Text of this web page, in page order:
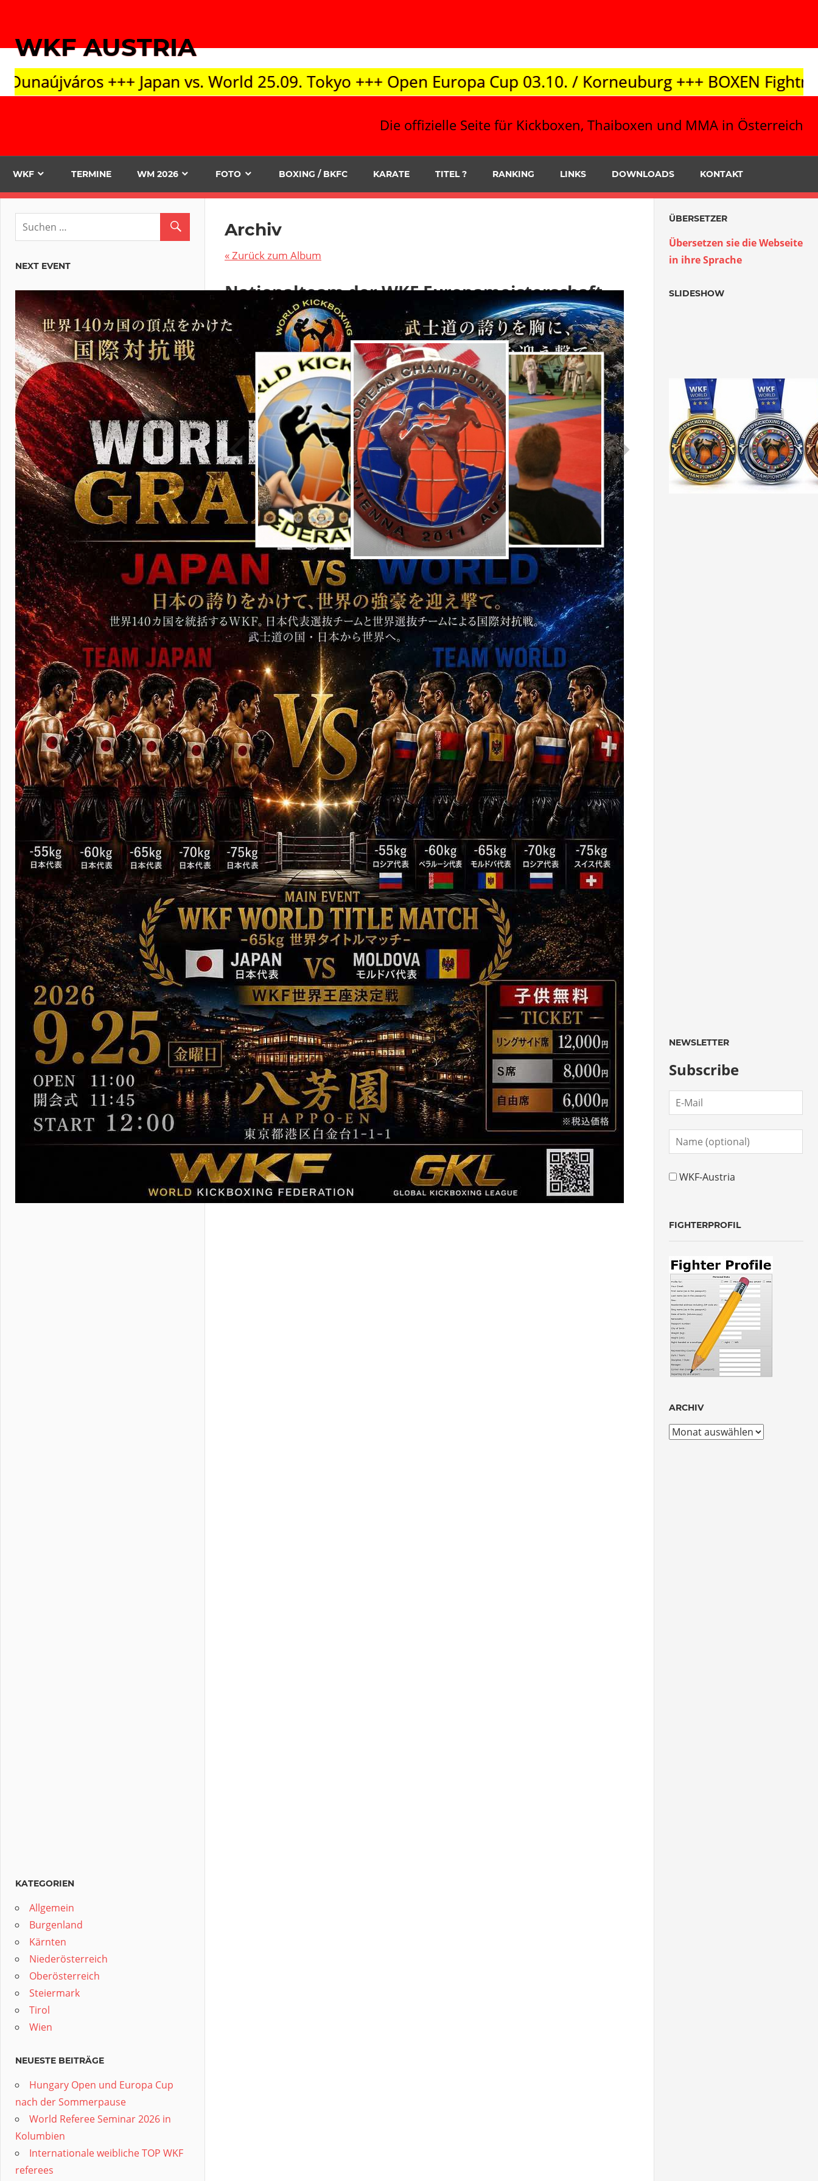
springen
WKF AUSTRIA
Japan vs. World 25.09. Tokyo +++ Open Europa Cup 03.10. / Korneuburg +++ BOXEN Fightnight 10.10.
Die offizielle Seite für Kickboxen, Thaiboxen und MMA in Österreich
WKF TERMINE WM 2026 FOTO BOXING / BKFC KARATE TITEL ? RANKING LINKS DOWNLOADS KONTAKT
Archiv
« Zurück zum Album
Nationalteam der WKF Europameisterschaft
2011 Wien
NEXT EVENT
KATEGORIEN
Allgemein
Burgenland
Kärnten
Niederösterreich
Oberösterreich
Steiermark
Tirol
Wien
NEUESTE BEITRÄGE
Hungary Open und Europa Cup
nach der Sommerpause
World Referee Seminar 2026 in
Kolumbien
Internationale weibliche TOP WKF
referees
ÜBERSETZER
Übersetzen sie die Webseite
in ihre Sprache
SLIDESHOW
NEWSLETTER
Subscribe
WKF-Austria
FIGHTERPROFIL
ARCHIV
Archiv